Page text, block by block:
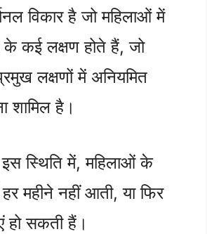
विकार है जो महिलाओं में
कई लक्षण होते हैं, जो
लक्षणों में अनियमित
शामिल है।
स्थिति में, महिलाओं के
महीने नहीं आती, या फिर
हो सकती हैं।